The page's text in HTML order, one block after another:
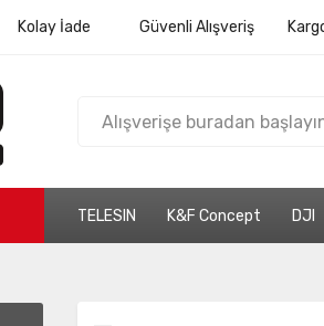
Kolay İade Güvenli Alışveriş
TELESIN K&F Concept DJI